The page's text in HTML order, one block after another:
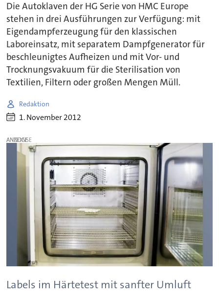
Die Autoklaven der HG Serie von HMC Europe
stehen in drei Ausführungen zur Verfügung: mit
Eigendampferzeugung für den klassischen
Laboreinsatz, mit separatem Dampfgenerator für
beschleunigtes Aufheizen und mit Vor- und
Trocknungsvakuum für die Sterilisation von
Textilien, Filtern oder großen Mengen Müll.
Redaktion
1. November 2012
ANZEIGE
Labels im Härtetest mit sanfter Umluft